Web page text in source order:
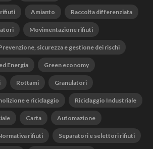
rifiuti Amianto Raccolta differenziata
Movimentazione rifiuti
sicurezza e gestione dei rischi
Energia Green economy
Rottami Granulatori
e riciclaggio Riciclaggio Industriale
Carta Automazione
rifiuti Separatori e selettori rifiuti